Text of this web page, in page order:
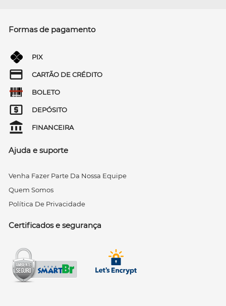
Formas de pagamento
PIX
CARTÃO DE CRÉDITO
BOLETO
DEPÓSITO
FINANCEIRA
Ajuda e suporte
Venha Fazer Parte Da Nossa Equipe
Quem Somos
Política De Privacidade
Certificados e segurança